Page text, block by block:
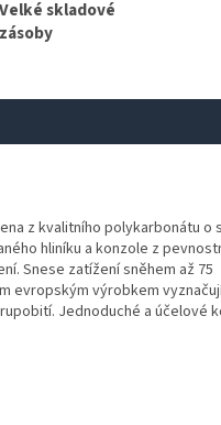
Velké skladové
zásoby
z kvalitního polykarbonátu o
hliníku a konzole z
Snese zatížení sněhem až 75
evropským výrobkem
Jednoduché a účelové